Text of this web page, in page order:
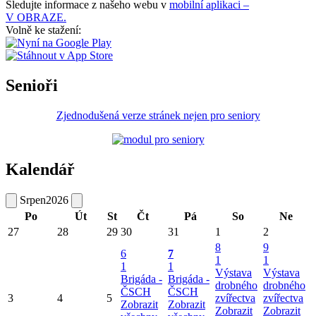
Sledujte informace z našeho webu v mobilní aplikaci –
V OBRAZE.
Volně ke stažení:
Senioři
Zjednodušená verze stránek nejen pro seniory
Kalendář
Srpen2026
Po
Út St Čt Pá So
Ne
27
28 29 30 31 1 2
3 4 5
6
1
Brigáda -
ČSCH
Zobrazit
7
1
Brigáda -
ČSCH
Zobrazit
8
1
Výstava
drobného
zvířectva
Zobrazit
9
1
Výstava
drobného
zvířectva
Zobrazit